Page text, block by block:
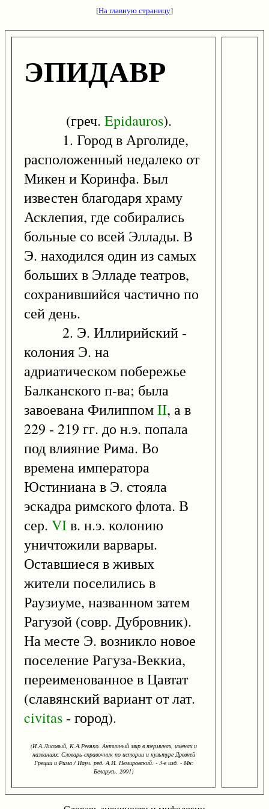
[На главную страницу]
ЭПИДАВР
(греч. Epidauros).
1. Город в Арголиде,
расположенный недалеко от
Микен и Коринфа. Был
известен благодаря храму
Асклепия, где собирались
больные со всей Эллады. В
Э. находился один из самых
больших в Элладе театров,
сохранившийся частично по
сей день.
2. Э. Иллирийский -
колония Э. на
адриатическом побережье
Балканского п-ва; была
завоевана ФилиппомII, а в
229 - 219 гг. до н.э. попала
под влияние Рима. Во
времена императора
Юстиниана в Э. стояла
эскадра римского флота. В
сер. VIв. н.э. колонию
уничтожили варвары.
Оставшиеся в живых
жители поселились в
Раузиуме, названном затем
Рагузой (совр. Дубровник).
На месте Э. возникло новое
поселение Рагуза-Веккиа,
переименованное в Цавтат
(славянский вариант от лат.
civitas - город).
(И.А.Лисовый, К.А.Ревяко. Античный мир в терминах, именах и
названиях: Словарь-справочник по истории и культуре Древней
Греции и Рима / Науч. ред. А.И. Немировский. - 3-е изд. - Мн:
Беларусь, 2001)